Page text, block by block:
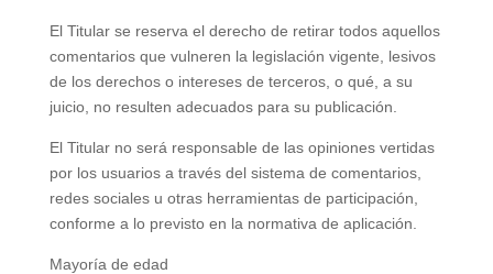
El Titular se reserva el derecho de retirar todos aquellos
comentarios que vulneren la legislación vigente, lesivos
de los derechos o intereses de terceros, o qué, a su
juicio, no resulten adecuados para su publicación.
El Titular no será responsable de las opiniones vertidas
por los usuarios a través del sistema de comentarios,
redes sociales u otras herramientas de participación,
conforme a lo previsto en la normativa de aplicación.
Mayoría de edad